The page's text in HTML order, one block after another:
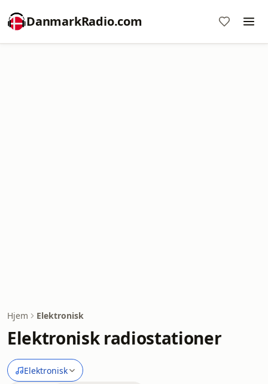
DanmarkRadio.com
Hjem Elektronisk
Elektronisk radiostationer
Elektronisk